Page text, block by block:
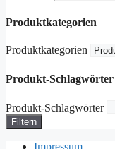
Produktkategorien
Produktkategorien
Produkt-Schlagwörter
Produkt-Schlagwörter
Filtern
Impressum